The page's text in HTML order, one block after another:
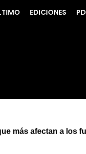
EDICIONES
más afectan a los